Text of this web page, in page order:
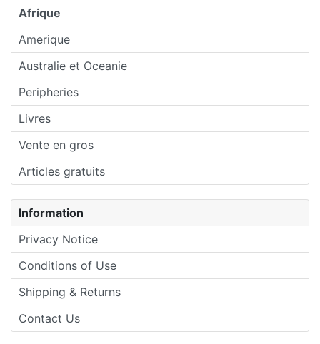
Afrique
Amerique
Australie et Oceanie
Peripheries
Livres
Vente en gros
Articles gratuits
Information
Privacy Notice
Conditions of Use
Shipping & Returns
Contact Us